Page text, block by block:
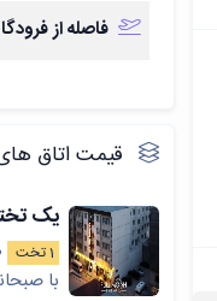
فاصله از
قیمت اتاق
یک
1 تخت
با